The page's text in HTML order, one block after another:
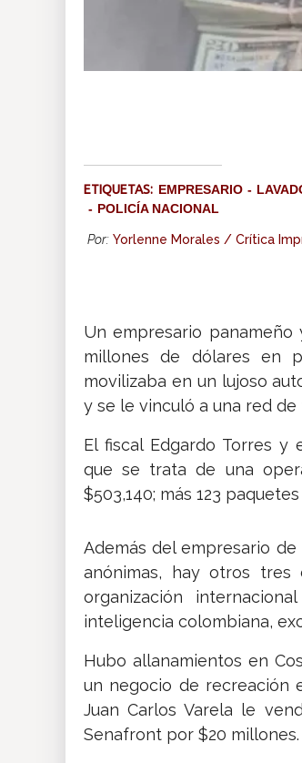
ETIQUETAS: EMPRESARIO
POLICÍA NACIONAL
Por: Yorlenne Morales / Crítica
Un empresario
millones de dólares en
movilizaba en un lujoso
y se le vinculó a una red
El fiscal Edgardo Torres
que se trata de una
$503,140; más 123
Además del empresario
anónimas, hay otros
organización
inteligencia colombiana,
Hubo allanamientos en
un negocio de recreación
Juan Carlos Varela le
Senafront por $20 millones.